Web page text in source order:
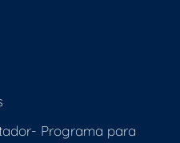
Programa para